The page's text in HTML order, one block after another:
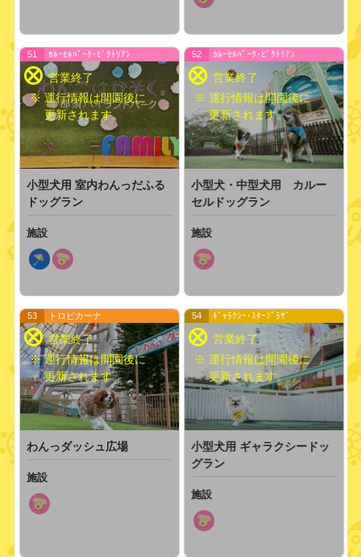
51 ｶﾙｰｾﾙﾊﾟｰｸ･ﾋﾞｸﾄﾘｱﾝ
※ 運行情報は開園後に
更新されます。
小型犬用 室内わんっだふる
ドッグラン
施設
52 ｶﾙｰｾﾙﾊﾟｰｸ･ﾋﾞｸﾄﾘｱﾝ
※ 運行情報は開園後に
更新されます。
小型犬・中型犬用 カルー
セルドッグラン
施設
53 トロピカーナ
※ 運行情報は開園後に
更新されます。
わんっダッシュ広場
施設
54 ｷﾞｬﾗｸｼｰ･ｽﾀｰﾌﾟﾗｻﾞ
※ 運行情報は開園後に
更新されます。
小型犬用 ギャラクシードッ
グラン
施設